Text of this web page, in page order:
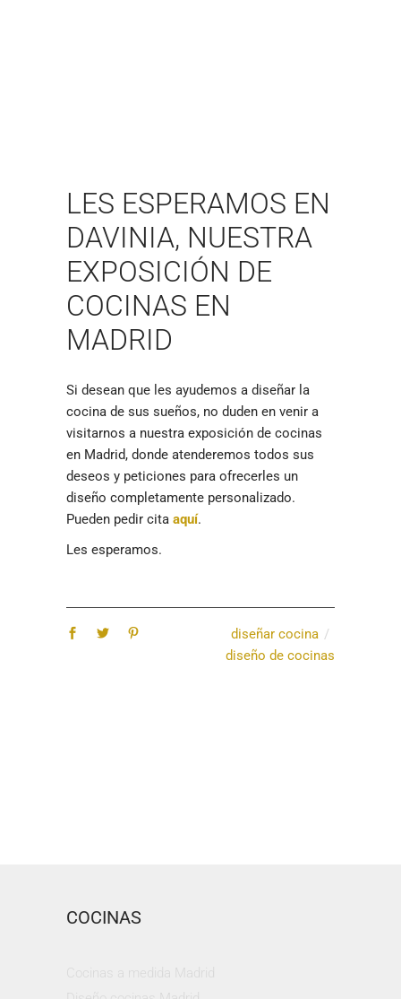
LES ESPERAMOS EN
DAVINIA, NUESTRA
EXPOSICIÓN DE
COCINAS EN
MADRID
Si desean que les ayudemos a diseñar la
cocina de sus sueños, no duden en venir a
visitarnos a nuestra exposición de cocinas
en Madrid, donde atenderemos todos sus
deseos y peticiones para ofrecerles un
diseño completamente personalizado.
Pueden pedir cita aquí.
Les esperamos.
diseñar cocina
diseño de cocinas
COCINAS